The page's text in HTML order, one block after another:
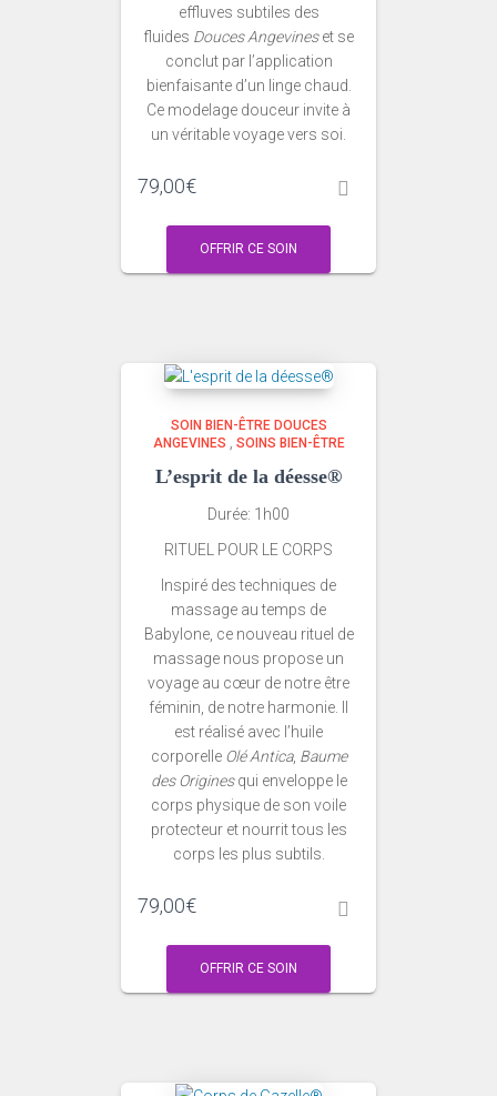
effluves subtiles des
fluides Douces Angevineset se
conclut par l’application
bienfaisante d’un linge chaud.
Ce modelage douceur invite à
un véritable voyage vers soi.
79,00€
OFFRIR CE SOIN
SOIN BIEN-ÊTRE DOUCES
ANGEVINES , SOINS BIEN-ÊTRE
L’esprit de la déesse®
Durée: 1h00
RITUEL POUR LE CORPS
Inspiré des techniques de
massage au temps de
Babylone, ce nouveau rituel de
massage nous propose un
voyage au cœur de notre être
féminin, de notre harmonie. Il
est réalisé avec l’huile
corporelle Olé Antica, Baume
des Originesqui enveloppe le
corps physique de son voile
protecteur et nourrit tous les
corps les plus subtils.
79,00€
OFFRIR CE SOIN